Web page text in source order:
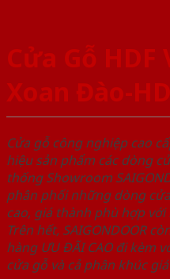
Cửa Gỗ HDF
Xoan Đào-
Cửa gỗ công nghiệp cao
hiệu sản phẩm các dòng
thống Showroom
phân phối những dòng
cao, giá thành phù hợp
Trên hết, SAIGONDOOR
hàng ƯU ĐÃI CAO đi kèm
cửa gỗ và cả phân khúc